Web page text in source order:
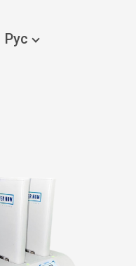
Рус